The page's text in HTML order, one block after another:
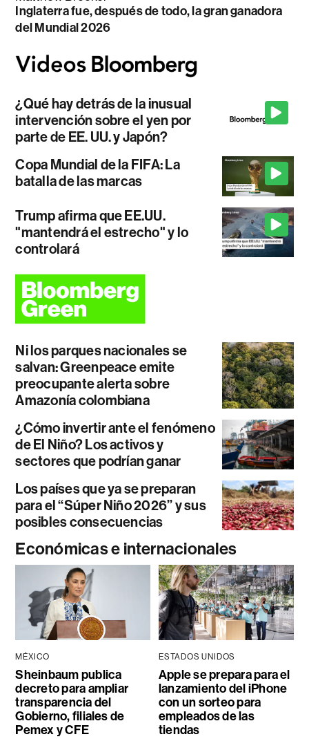
Inglaterra fue, después de todo, la gran ganadora
del Mundial 2026
¿Qué hay detrás de la inusual
intervención sobre el yen por
parte de EE. UU. y Japón?
Copa Mundial de la FIFA: La
batalla de las marcas
Trump afirma que EE.UU.
"mantendrá el estrecho" y lo
controlará
Ni los parques nacionales se
salvan: Greenpeace emite
preocupante alerta sobre
Amazonía colombiana
¿Cómo invertir ante el fenómeno
de El Niño? Los activos y
sectores que podrían ganar
Los países que ya se preparan
para el “Súper Niño 2026” y sus
posibles consecuencias
Económicas e internacionales
MÉXICO
Sheinbaum publica
decreto para ampliar
transparencia del
Gobierno, filiales de
Pemex y CFE
ESTADOS UNIDOS
Apple se prepara para el
lanzamiento del iPhone
con un sorteo para
empleados de las
tiendas